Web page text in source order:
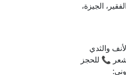
الجيزة،
والثدي
📞 للحجز